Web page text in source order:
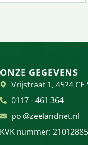
ONZE GEGEVENS
Vrijstraat 1, 4524 CE
0117 - 461 364
pol@zeelandnet.nl
KVK nummer: 21012885